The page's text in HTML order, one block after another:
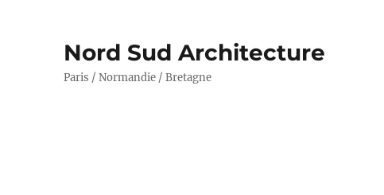
Nord Sud Architecture
Paris / Normandie / Bretagne